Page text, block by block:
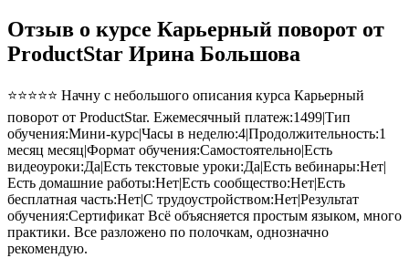
Отзыв о курсе Карьерный поворот от
ProductStar Ирина Большова
⭐⭐⭐⭐⭐ Начну с небольшого описания курса Карьерный
поворот от ProductStar. Ежемесячный платеж:1499|Тип
обучения:Мини-курс|Часы в неделю:4|Продолжительность:1
месяц месяц|Формат обучения:Самостоятельно|Есть
видеоуроки:Да|Есть текстовые уроки:Да|Есть вебинары:Нет|
Есть домашние работы:Нет|Есть сообщество:Нет|Есть
бесплатная часть:Нет|С трудоустройством:Нет|Результат
обучения:Сертификат Всё объясняется простым языком, много
практики. Все разложено по полочкам, однозначно
рекомендую.